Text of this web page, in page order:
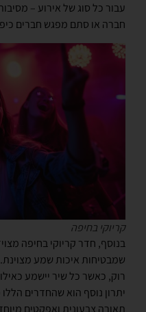
עבור כל סוג של אירוע –
חברה או סתם מפגש חברים
קריוקי בחיפה
בנוסף, חדר קריוקי בחיפה
שמבטיחות איכות שמע
רוק, כאשר כל שיר יישמע
יתרון נוסף הוא שהחדרים
תאורה צבעונית ואפקטים